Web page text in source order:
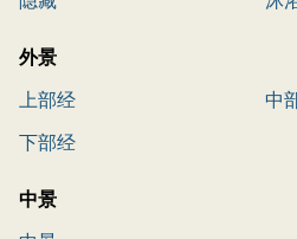
外景
上部经
中
下部经
中景